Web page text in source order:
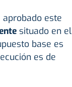
aprobado este
situado en el
base es
es de